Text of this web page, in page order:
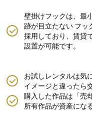
壁掛けフックは、最
跡が目立たない フッ
採用しており、賃貸
設置が可能です。
購入した作品は「売
所有作品が資産にな
お試しレンタルは気
イメージと違ったら